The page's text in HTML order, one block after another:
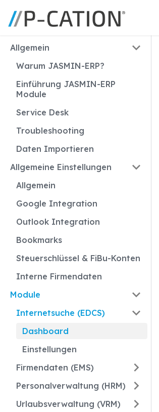
Allgemein
Warum JASMIN-ERP?
Einführung JASMIN-ERP
Module
Service Desk
Troubleshooting
Daten Importieren
Allgemeine Einstellungen
Allgemein
Google Integration
Outlook Integration
Bookmarks
Steuerschlüssel & FiBu-Konten
Interne Firmendaten
Module
Internetsuche (EDCS)
Dashboard
Einstellungen
Firmendaten (EMS)
Personalverwaltung (HRM)
Urlaubsverwaltung (VRM)